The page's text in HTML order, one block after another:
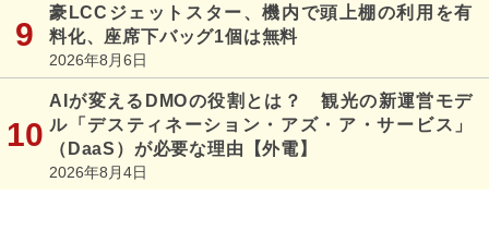
豪LCCジェットスター、機内で頭上棚の利用を有
料化、座席下バッグ1個は無料
2026年8月6日
AIが変えるDMOの役割とは？ 観光の新運営モデ
ル「デスティネーション・アズ・ア・サービス」
（DaaS）が必要な理由【外電】
2026年8月4日